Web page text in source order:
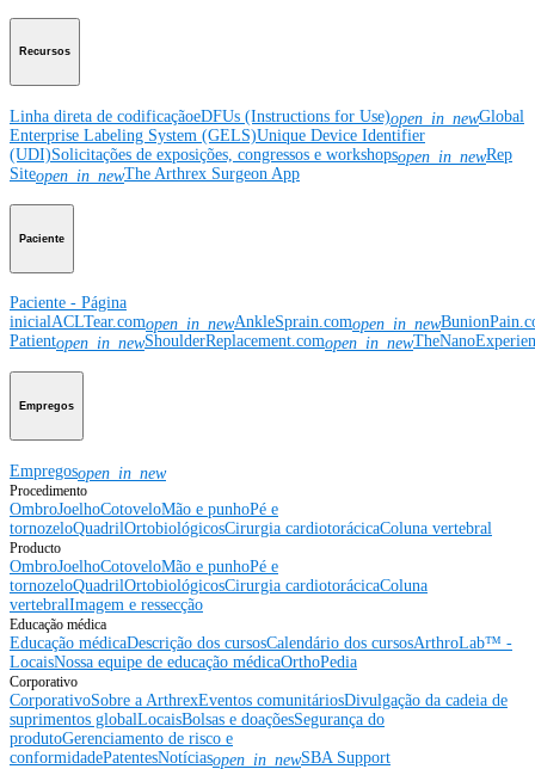
Recursos
Linha direta de codificaçãoeDFUs (Instructions for Use)open_in_newGlobal
Enterprise Labeling System (GELS)Unique Device Identifier
(UDI)Solicitações de exposições, congressos e workshopsopen_in_newRep
Siteopen_in_newThe Arthrex Surgeon App
Paciente
Paciente - Página
inicialACLTear.comopen_in_newAnkleSprain.comopen_in_new
Patientopen_in_newShoulderReplacement.comopen_in_new
Empregos
Empregosopen_in_new
Procedimento
OmbroJoelhoCotoveloMão e punhoPé e
tornozeloQuadrilOrtobiológicosCirurgia cardiotorácicaColuna vertebral
Producto
OmbroJoelhoCotoveloMão e punhoPé e
tornozeloQuadrilOrtobiológicosCirurgia cardiotorácicaColuna
vertebralImagem e ressecção
Educação médica
Educação médicaDescrição dos cursosCalendário dos cursosArthroLab™ -
LocaisNossa equipe de educação médicaOrthoPedia
Corporativo
CorporativoSobre a ArthrexEventos comunitáriosDivulgação da cadeia de
suprimentos globalLocaisBolsas e doaçõesSegurança do
produtoGerenciamento de risco e
conformidadePatentesNotíciasopen_in_newSBA Support